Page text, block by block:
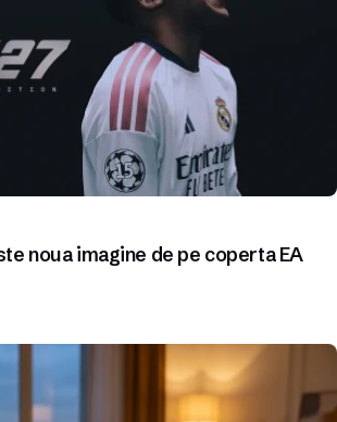
noua imagine de pe coperta EA